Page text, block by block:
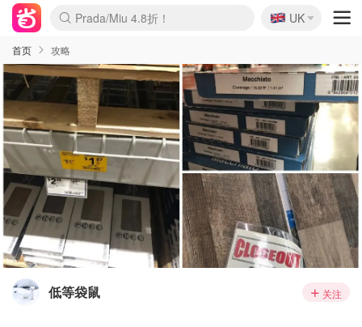
Prada/Miu 4.8折！
🇬🇧
UK
首页 攻略
低等袋鼠 关注